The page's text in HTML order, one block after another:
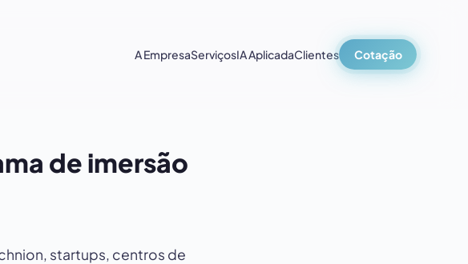
A EmpresaServiçosIA AplicadaClientes Cotação
de imersão
startups, centros de